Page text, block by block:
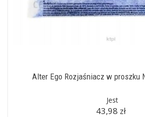
Alter Ego Rozjaśniacz w proszku
Jest
43,98 zł